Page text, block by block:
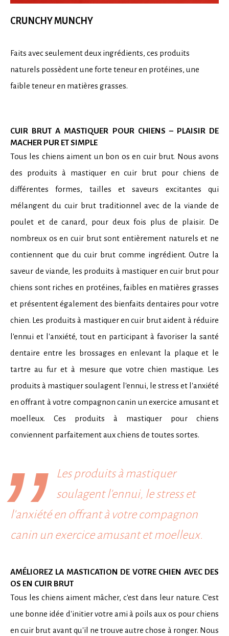
CRUNCHY MUNCHY
Faits avec seulement deux ingrédients, ces produits
naturels possèdent une forte teneur en protéines, une
faible teneur en matières grasses.
CUIR BRUT A MASTIQUER POUR CHIENS – PLAISIR DE
MACHER PUR ET SIMPLE
Tous les chiens aiment un bon os en cuir brut. Nous avons
des produits à mastiquer en cuir brut pour chiens de
différentes formes, tailles et saveurs excitantes qui
mélangent du cuir brut traditionnel avec de la viande de
poulet et de canard, pour deux fois plus de plaisir. De
nombreux os en cuir brut sont entièrement naturels et ne
contiennent que du cuir brut comme ingrédient. Outre la
saveur de viande, les produits à mastiquer en cuir brut pour
chiens sont riches en protéines, faibles en matières grasses
et présentent également des bienfaits dentaires pour votre
chien. Les produits à mastiquer en cuir brut aident à réduire
l'ennui et l'anxiété, tout en participant à favoriser la santé
dentaire entre les brossages en enlevant la plaque et le
tartre au fur et à mesure que votre chien mastique. Les
produits à mastiquer soulagent l'ennui, le stress et l'anxiété
en offrant à votre compagnon canin un exercice amusant et
moelleux. Ces produits à mastiquer pour chiens
conviennent parfaitement aux chiens de toutes sortes.
Les produits à mastiquer
soulagent l'ennui, le stress et
l'anxiété en offrant à votre compagnon
canin un exercice amusant et moelleux.
AMÉLIOREZ LA MASTICATION DE VOTRE CHIEN AVEC DES
OS EN CUIR BRUT
Tous les chiens aiment mâcher, c'est dans leur nature. C'est
une bonne idée d'initier votre ami à poils aux os pour chiens
en cuir brut avant qu'il ne trouve autre chose à ronger. Nous